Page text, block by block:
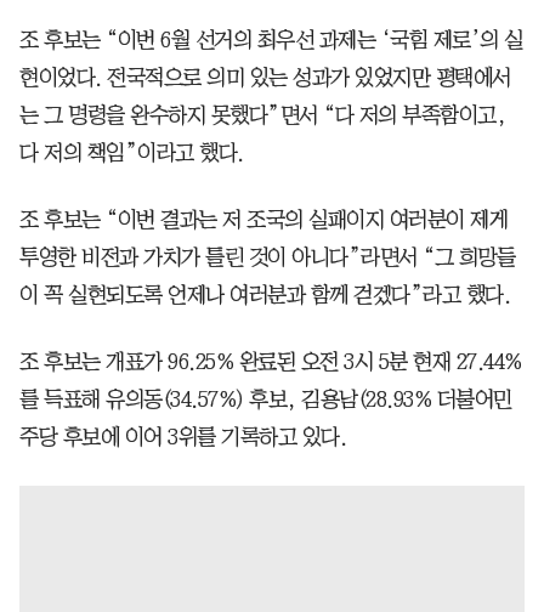
조 후보는 “이번 6월 선거의 최우선 과제는 ‘국힘 제로’의 실
현이었다. 전국적으로 의미 있는 성과가 있었지만 평택에서
는 그 명령을 완수하지 못했다”면서 “다 저의 부족함이고,
다 저의 책임”이라고 했다.
조 후보는 “이번 결과는 저 조국의 실패이지 여러분이 제게
투영한 비전과 가치가 틀린 것이 아니다”라면서 “그 희망들
이 꼭 실현되도록 언제나 여러분과 함께 걷겠다”라고 했다.
조 후보는 개표가 96.25% 완료된 오전 3시 5분 현재 27.44%
를 득표해 유의동(34.57%) 후보, 김용남(28.93% 더불어민
주당 후보에 이어 3위를 기록하고 있다.